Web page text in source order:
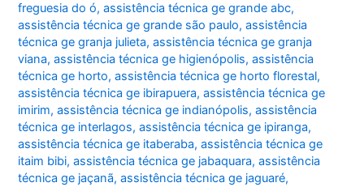
freguesia do ó,assistência técnica ge grande abc,
assistência técnica ge grande são paulo,assistência
técnica ge granja julieta,assistência técnica ge granja
viana,assistência técnica ge higienópolis,assistência
técnica ge horto,assistência técnica ge horto florestal,
assistência técnica ge ibirapuera,assistência técnica ge
imirim,assistência técnica ge indianópolis,assistência
técnica ge interlagos,assistência técnica ge ipiranga,
assistência técnica ge itaberaba,assistência técnica ge
itaim bibi,assistência técnica ge jabaquara,assistência
técnica ge jaçanã,assistência técnica ge jaguaré,